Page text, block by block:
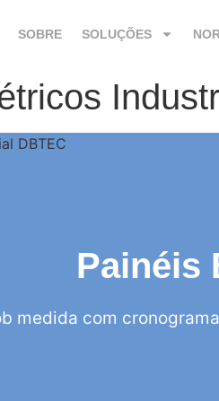
SOBRE SOLUÇÕES
Painéis
medida com